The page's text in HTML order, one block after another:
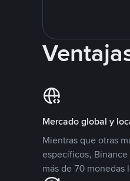
Mercado global y
Mientras que otras
específicos,
más de 70 monedas